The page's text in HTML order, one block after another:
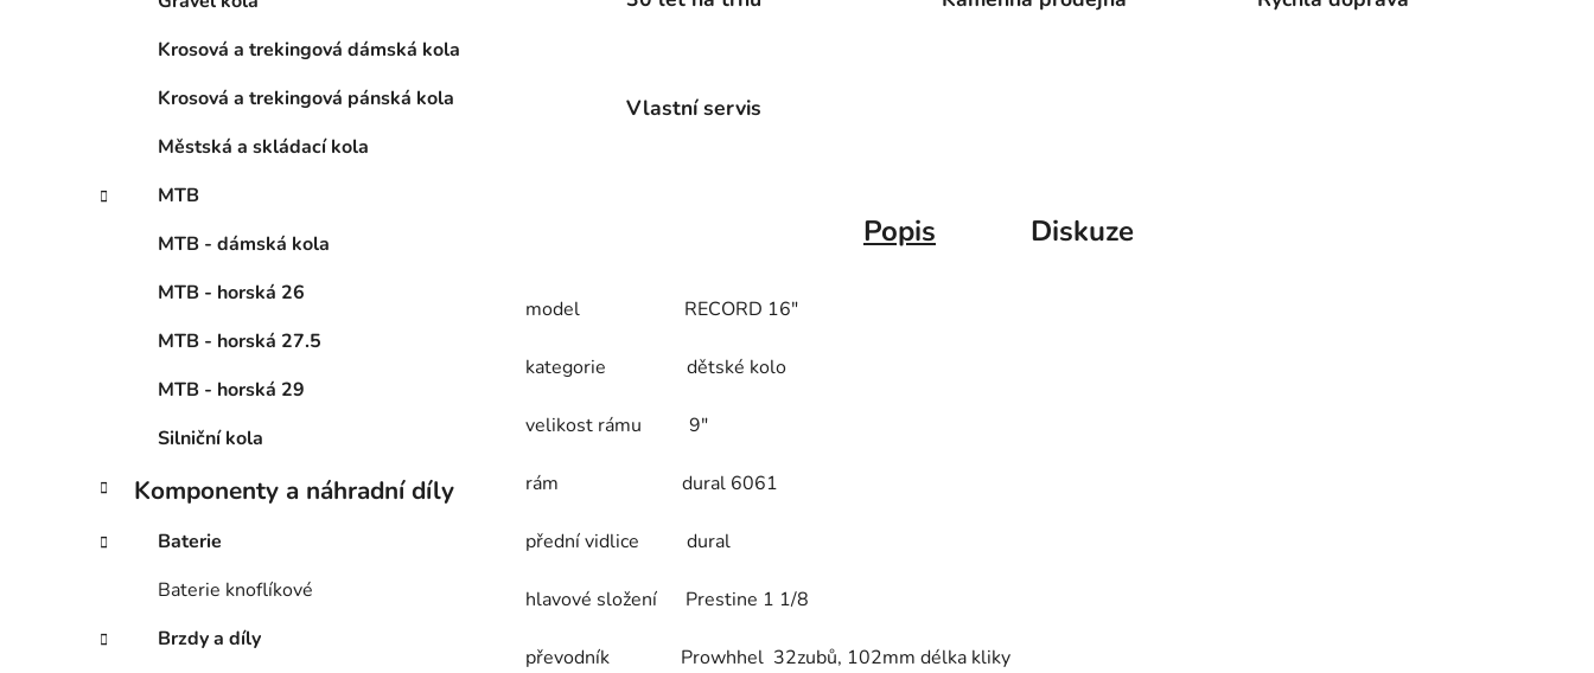
Krosová a trekingová dámská kola
Krosová a trekingová pánská kola
Městská a skládací kola
MTB
MTB - dámská kola
MTB - horská 26
MTB - horská 27.5
MTB - horská 29
Silniční kola
Komponenty a náhradní díly
Baterie
Baterie knoflíkové
Brzdy a díly
Vlastní servis
Popis Diskuze
model RECORD 16"
kategorie dětské kolo
velikost rámu 9"
rám dural 6061
přední vidlice dural
hlavové složení Prestine 1 1/8
převodník Prowhhel 32zubů, 102mm délka kliky